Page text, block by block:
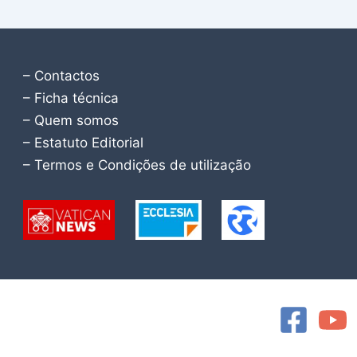
– Contactos
– Ficha técnica
– Quem somos
– Estatuto Editorial
– Termos e Condições de utilização